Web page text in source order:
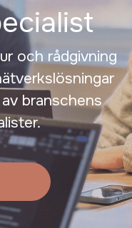
och rådgivning
branschens